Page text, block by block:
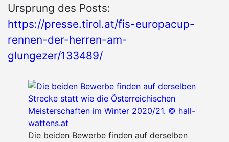
Ursprung des Posts:
https://presse.tirol.at/fis-europacup-
rennen-der-herren-am-
glungezer/133489/
Die beiden Bewerbe finden auf derselben